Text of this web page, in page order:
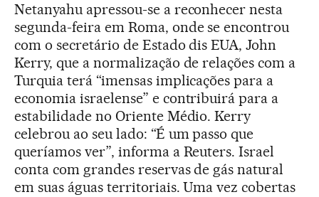
Netanyahu apressou-se a reconhecer nesta
segunda-feira em Roma, onde se encontrou
com o secretário de Estado dis EUA, John
Kerry, que a normalização de relações com a
Turquia terá “imensas implicações para a
economia israelense” e contribuirá para a
estabilidade no Oriente Médio. Kerry
celebrou ao seu lado: “É um passo que
queríamos ver”, informa a Reuters. Israel
conta com grandes reservas de gás natural
em suas águas territoriais. Uma vez cobertas